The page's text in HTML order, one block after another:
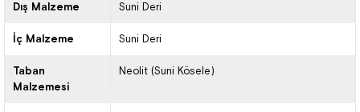
Dış Malzeme Suni Deri
İç Malzeme Suni Deri
Taban
Malzemesi
Neolit (Suni Kösele)